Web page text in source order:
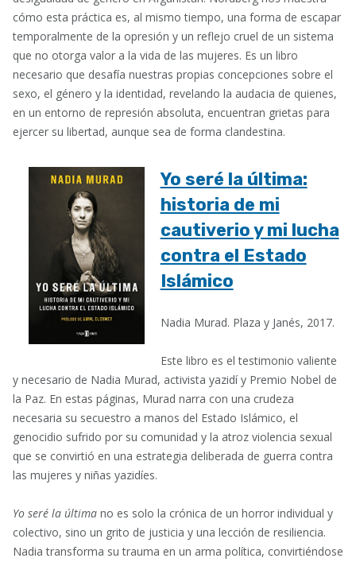
cómo esta práctica es, al mismo tiempo, una forma de escapar
temporalmente de la opresión y un reflejo cruel de un sistema
que no otorga valor a la vida de las mujeres. Es un libro
necesario que desafía nuestras propias concepciones sobre el
sexo, el género y la identidad, revelando la audacia de quienes,
en un entorno de represión absoluta, encuentran grietas para
ejercer su libertad, aunque sea de forma clandestina.
Yo seré la última:
historia de mi
cautiverio y mi lucha
contra el Estado
Islámico
Nadia Murad. Plaza y Janés, 2017.
Este libro es el testimonio valiente
y necesario de Nadia Murad, activista yazidí y Premio Nobel de
la Paz. En estas páginas, Murad narra con una crudeza
necesaria su secuestro a manos del Estado Islámico, el
genocidio sufrido por su comunidad y la atroz violencia sexual
que se convirtió en una estrategia deliberada de guerra contra
las mujeres y niñas yazidíes.
Yo seré la última no es solo la crónica de un horror individual y
colectivo, sino un grito de justicia y una lección de resiliencia.
Nadia transforma su trauma en un arma política, convirtiéndose